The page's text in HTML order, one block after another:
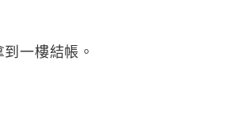
一樓結帳。